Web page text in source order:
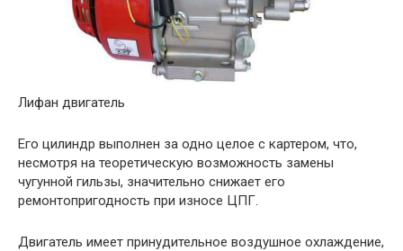
Лифан двигатель
Его цилиндр выполнен за одно целое с картером, что,
несмотря на теоретическую возможность замены
чугунной гильзы, значительно снижает его
ремонтопригодность при износе ЦПГ.
Двигатель имеет принудительное воздушное охлаждение,